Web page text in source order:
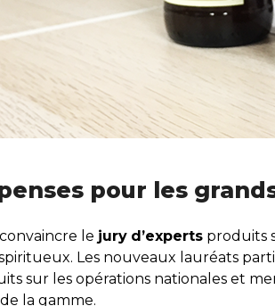
pour les
le jury d’experts produits
Les nouveaux lauréats
sur les opérations nationales et
la gamme.